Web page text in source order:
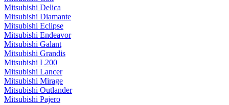
Mitsubishi Delica
Mitsubishi Diamante
Mitsubishi Eclipse
Mitsubishi Endeavor
Mitsubishi Galant
Mitsubishi Grandis
Mitsubishi L200
Mitsubishi Lancer
Mitsubishi Mirage
Mitsubishi Outlander
Mitsubishi Pajero